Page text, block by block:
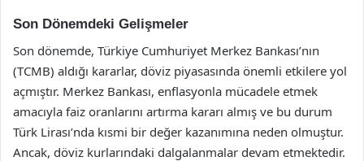
Son Dönemdeki Gelişmeler
Son dönemde, Türkiye Cumhuriyet Merkez Bankası’nın
(TCMB) aldığı kararlar, döviz piyasasında önemli etkilere yol
açmıştır. Merkez Bankası, enflasyonla mücadele etmek
amacıyla faiz oranlarını artırma kararı almış ve bu durum
Türk Lirası’nda kısmi bir değer kazanımına neden olmuştur.
Ancak, döviz kurlarındaki dalgalanmalar devam etmektedir.